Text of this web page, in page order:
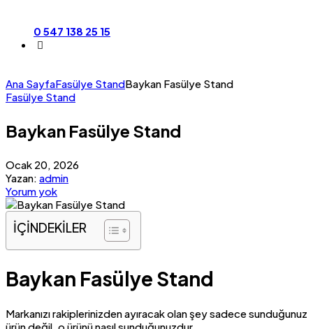
0 547 138 25 15
Ana SayfaFasülye StandBaykan Fasülye Stand
Fasülye Stand
Baykan Fasülye Stand
Ocak 20, 2026
Yazan: admin
Yorum yok
İÇİNDEKİLER
Baykan Fasülye Stand
Markanızı rakiplerinizden ayıracak olan şey sadece sunduğunuz